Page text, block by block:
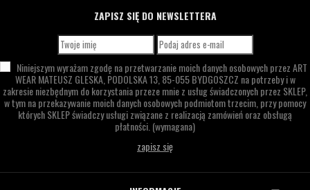
ZAPISZ SIĘ DO NEWSLETTERA
Niniejszym wyrażam zgodę na przetwarzanie moich danych osobowych przezART
WEAR MATEUSZ GLESKA, PODOLSKA 13, 85-055 BYDGOSZCZ na potrzeby i w
zakresie niezbędnym do korzystania przeze mnie z usług świadczonych przez SKLEP,
w tym na przekazywanie moich danych osobowych podmiotom trzecim, przy pomocy
których SKLEP świadczy usługi związane z realizacją zamówień oraz obsługą
płatności. (wymagana)